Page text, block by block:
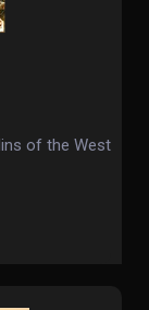
of the West